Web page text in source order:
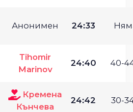
Анонимен 24:33
Tihomir
Marinov
24:40 40-
Кремена
Кънчева
24:42 30-